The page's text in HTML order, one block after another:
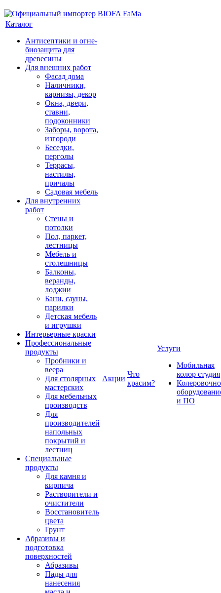
Каталог
Антисептики и огне-
биозащита для
древесины
Для внешних работ
Фасад дома
Наличники,
карнизы, декор
Окна, двери,
ставни,
подоконники
Заборы, ворота,
изгороди
Беседки,
перголы
Террасы,
настилы,
причалы
Садовая мебель
Для внутренних
работ
Стены и
потолки
Пол, паркет,
лестницы
Мебель и
столешницы
Балконы,
веранды,
лоджии
Бани, сауны,
парилки
Детская мебель
и игрушки
Интерьерные краски
Профессиональные
продукты
Пробники и
веера
Для столярных
мастерских
Для мебельных
производств
Для
производителей
напольных
покрытий и
лестниц
Специальные
продукты
Для камня и
кирпича
Растворители и
очистители
Восстановитель
цвета
Грунт
Абразивы и
подготовка
поверхностей
Абразивы
Пады для
нанесения
Акции
Что
красим?
Услуги
Мобильная
колор студия
и ПО